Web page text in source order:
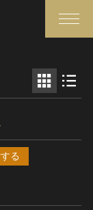
記事等
る